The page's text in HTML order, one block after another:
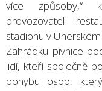
více způsoby,“
provozovatel
stadionu v
Zahrádku pivnice
lidí, kteří společně
pohybu osob,